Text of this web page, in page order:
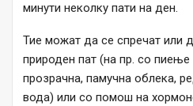
минути неколку пати на ден.
Тие можат да се спречат или
природен пат (на пр. со
прозрачна, памучна облека,
вода) или со помош на